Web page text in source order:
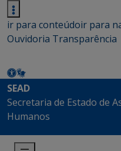
ir para conteúdoir para
Ouvidoria Transparência
SEAD
Secretaria de Estado de
Humanos